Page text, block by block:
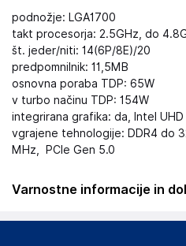
podnožje: LGA1700
takt procesorja: 2.5GHz, do
št. jeder/niti: 14(6P/8E)/20
predpomnilnik: 11,5MB
osnovna poraba TDP: 65W
v turbo načinu TDP: 154W
integrirana grafika: da, Intel
vgrajene tehnologije: DDR4 do
MHz, PCIe Gen 5.0
Varnostne informacije in
Podatki o proizvajalcu